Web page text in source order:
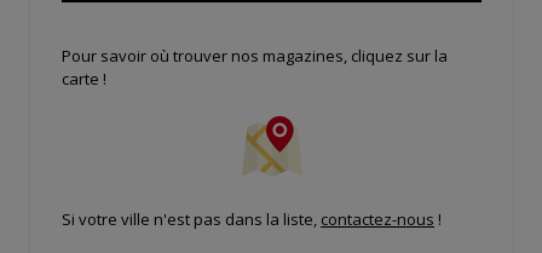
Pour savoir où trouver nos magazines, cliquez sur la
carte !
Si votre ville n'est pas dans la liste, contactez-nous !